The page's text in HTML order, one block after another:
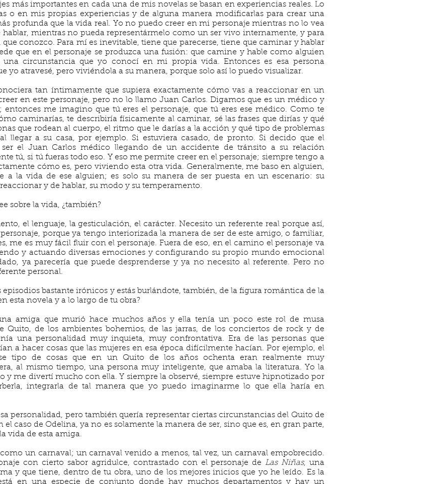
más importantes en cada una de mis novelas se basan en experiencias reales. Lo
o en mis propias experiencias y de alguna manera modificarlas para crear una
profunda que la vida real. Yo no puedo creer en mi personaje mientras no lo vea
mientras no pueda representármelo como un ser vivo internamente, y para
conozco. Para mí es inevitable, tiene que parecerse, tiene que caminar y hablar
que en el personaje se produzca una fusión: que camine y hable como alguien
circunstancia que yo conocí en mi propia vida. Entonces es esa persona
yo atravesé, pero viviéndola a su manera, porque solo así lo puedo visualizar.
tan íntimamente que supiera exactamente cómo vas a reaccionar en un
en este personaje, pero no lo llamo Juan Carlos. Digamos que es un médico y
me imagino que tú eres el personaje, que tú eres ese médico. Como te
caminarías, te describiría físicamente al caminar, sé las frases que dirías y qué
que rodean al cuerpo, el ritmo que le darías a la acción y qué tipo de problemas
llegar a su casa, por ejemplo. Si estuviera casado, de pronto. Si decido que el
ser el Juan Carlos médico llegando de un accidente de tránsito a su relación
tú, si tú fueras todo eso. Y eso me permite creer en el personaje; siempre tengo a
cómo es, pero viviendo esta otra vida. Generalmente, me baso en alguien,
a la vida de ese alguien; es solo su manera de ser puesta en un escenario: su
y de hablar, su modo y su temperamento.
sobre la vida, ¿también?
el lenguaje, la gesticulación, el carácter. Necesito un referente real porque así,
porque ya tengo interiorizada la manera de ser de este amigo, o familiar,
me es muy fácil fluir con el personaje. Fuera de eso, en el camino el personaje va
y actuando diversas emociones y configurando su propio mundo emocional
ya parecería que puede desprenderse y ya no necesito al referente. Pero no
personal.
episodios bastante irónicos y estás burlándote, también, de la figura romántica de la
esta novela y a lo largo de tu obra?
amiga que murió hace muchos años y ella tenía un poco este rol de musa
Quito, de los ambientes bohemios, de las jarras, de los conciertos de rock y de
una personalidad muy inquieta, muy confrontativa. Era de las personas que
a hacer cosas que las mujeres en esa época difícilmente hacían. Por ejemplo, el
tipo de cosas que en un Quito de los años ochenta eran realmente muy
al mismo tiempo, una persona muy inteligente, que amaba la literatura. Yo la
y me divertí mucho con ella. Y siempre la observé, siempre estuve hipnotizado por
integrarla de tal manera que yo puedo imaginarme lo que ella haría en
personalidad, pero también quería representar ciertas circunstancias del Quito de
el caso de Odelina, ya no es solamente la manera de ser, sino que es, en gran parte,
vida de esta amiga.
un carnaval; un carnaval venido a menos, tal vez, un carnaval empobrecido.
con cierto sabor agridulce, contrastado con el personaje de Las Niñas, una
y que tiene, dentro de tu obra, uno de los mejores inicios que yo he leído. Es la
en una especie de conjunto donde hay muchos departamentos y hay un